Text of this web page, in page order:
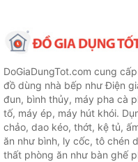
DoGiaDungTot.com cung
đồ dùng nhà bếp như Điện
đun, bình thủy, máy pha cà
tố, máy ép, máy hút khói.
chảo, dao kéo, thớt, kệ tủ,
ăn như bình, ly cốc, tô chén
thất phòng ăn như bàn ghế